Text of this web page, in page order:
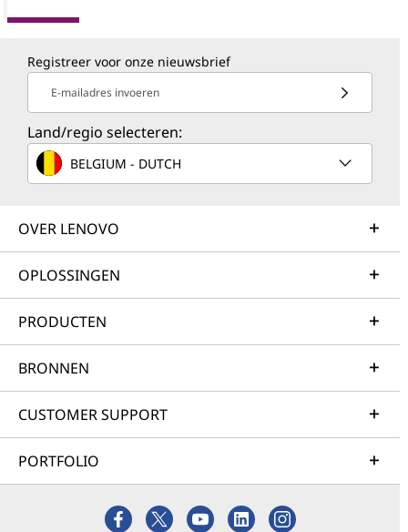
Registreer voor onze nieuwsbrief
E-mailadres invoeren
Land/regio selecteren:
BELGIUM - DUTCH
OVER LENOVO
OPLOSSINGEN
PRODUCTEN
BRONNEN
CUSTOMER SUPPORT
PORTFOLIO